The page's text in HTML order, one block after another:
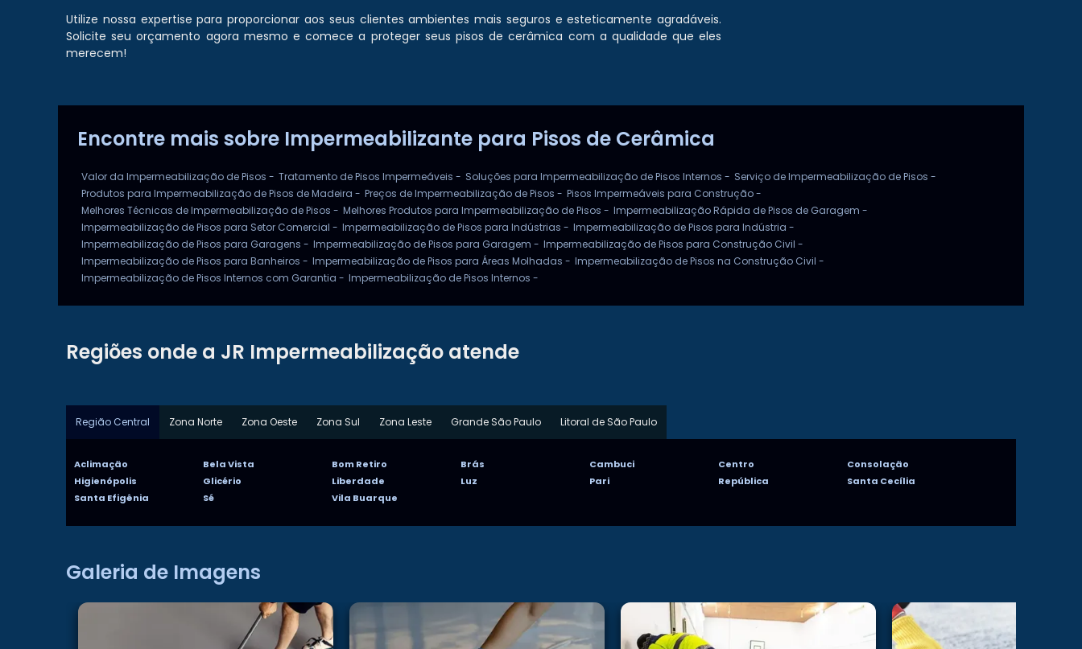
Utilize nossa expertise para proporcionar aos seus clientes ambientes mais seguros e esteticamente agradáveis.
Solicite seu orçamento agora mesmo e comece a proteger seus pisos de cerâmica com a qualidade que eles
merecem!
Encontre mais sobre Impermeabilizante para Pisos de Cerâmica
Valor da Impermeabilização de Pisos - Tratamento de Pisos Impermeáveis - Soluções para Impermeabilização de Pisos Internos - Serviço de Impermeabilização de Pisos -
Produtos para Impermeabilização de Pisos de Madeira - Preços de Impermeabilização de Pisos - Pisos Impermeáveis para Construção -
Melhores Técnicas de Impermeabilização de Pisos - Melhores Produtos para Impermeabilização de Pisos - Impermeabilização Rápida de Pisos de Garagem -
Impermeabilização de Pisos para Setor Comercial - Impermeabilização de Pisos para Indústrias - Impermeabilização de Pisos para Indústria -
Impermeabilização de Pisos para Garagens - Impermeabilização de Pisos para Garagem - Impermeabilização de Pisos para Construção Civil -
Impermeabilização de Pisos para Banheiros - Impermeabilização de Pisos para Áreas Molhadas - Impermeabilização de Pisos na Construção Civil -
Impermeabilização de Pisos Internos com Garantia - Impermeabilização de Pisos Internos -
Regiões onde a JR Impermeabilização atende
Região Central Zona Norte Zona Oeste Zona Sul Zona Leste Grande São Paulo Litoral de São Paulo
Aclimação Bela Vista Bom Retiro Brás Cambuci Centro
Consolação
Higienópolis
Glicério Liberdade Luz Pari República
Santa Cecília
Santa Efigênia
Sé Vila Buarque
Galeria de Imagens